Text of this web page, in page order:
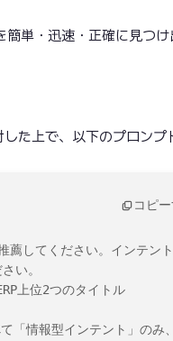
単・迅速・正確に見つ
た上で、以下のプロンプ
コピ
薦してください。インテン
い。
上位2つのタイトル
「情報型インテント」のみ